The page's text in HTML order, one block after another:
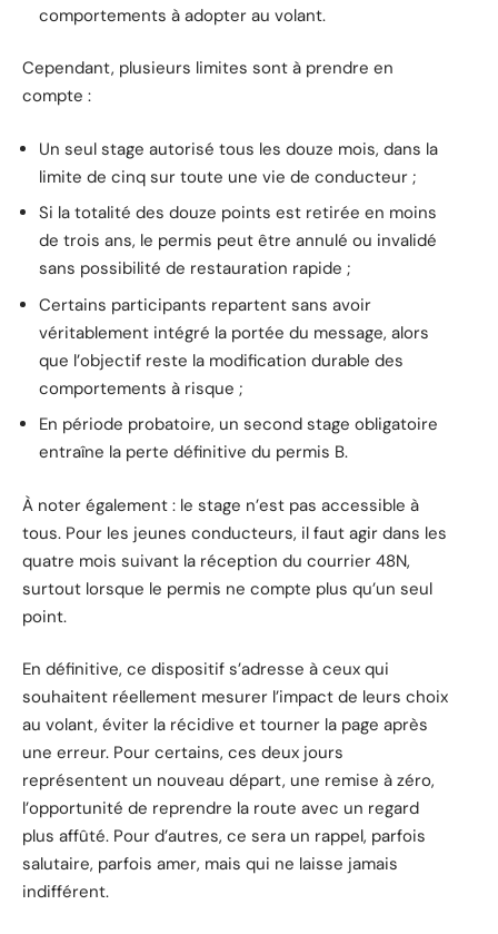
comportements à adopter au volant.
Cependant, plusieurs limites sont à prendre en
compte :
Un seul stage autorisé tous les douze mois, dans la
limite de cinq sur toute une vie de conducteur ;
Si la totalité des douze points est retirée en moins
de trois ans, le permis peut être annulé ou invalidé
sans possibilité de restauration rapide ;
Certains participants repartent sans avoir
véritablement intégré la portée du message, alors
que l’objectif reste la modification durable des
comportements à risque ;
En période probatoire, un second stage obligatoire
entraîne la perte définitive du permis B.
À noter également : le stage n’est pas accessible à
tous. Pour les jeunes conducteurs, il faut agir dans les
quatre mois suivant la réception du courrier 48N,
surtout lorsque le permis ne compte plus qu’un seul
point.
En définitive, ce dispositif s’adresse à ceux qui
souhaitent réellement mesurer l’impact de leurs choix
au volant, éviter la récidive et tourner la page après
une erreur. Pour certains, ces deux jours
représentent un nouveau départ, une remise à zéro,
l’opportunité de reprendre la route avec un regard
plus affûté. Pour d’autres, ce sera un rappel, parfois
salutaire, parfois amer, mais qui ne laisse jamais
indifférent.